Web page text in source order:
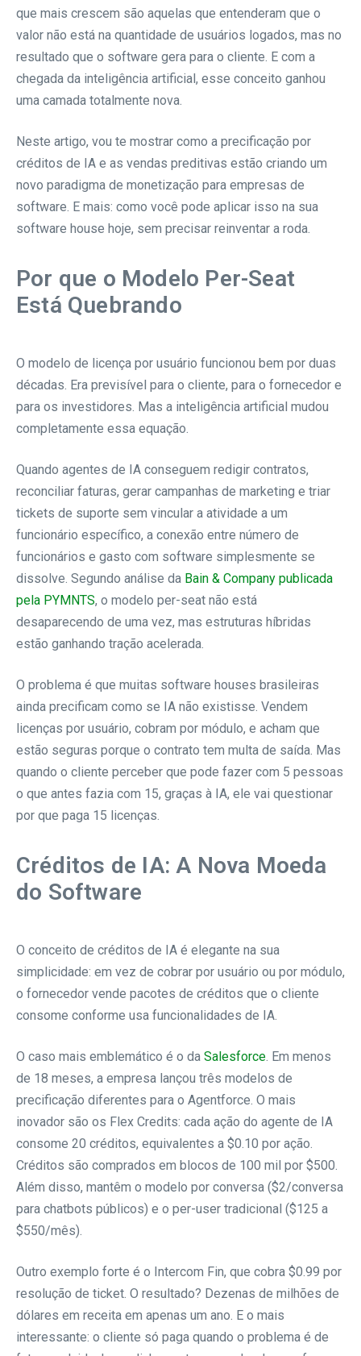
que mais crescem são aquelas que entenderam que o
valor não está na quantidade de usuários logados, mas no
resultado que o software gera para o cliente. E com a
chegada da inteligência artificial, esse conceito ganhou
uma camada totalmente nova.
Neste artigo, vou te mostrar como a precificação por
créditos de IA e as vendas preditivas estão criando um
novo paradigma de monetização para empresas de
software. E mais: como você pode aplicar isso na sua
software house hoje, sem precisar reinventar a roda.
Por que o Modelo Per-Seat
Está Quebrando
O modelo de licença por usuário funcionou bem por duas
décadas. Era previsível para o cliente, para o fornecedor e
para os investidores. Mas a inteligência artificial mudou
completamente essa equação.
Quando agentes de IA conseguem redigir contratos,
reconciliar faturas, gerar campanhas de marketing e triar
tickets de suporte sem vincular a atividade a um
funcionário específico, a conexão entre número de
funcionários e gasto com software simplesmente se
dissolve. Segundo análise da Bain & Company publicada
pela PYMNTS, o modelo per-seat não está
desaparecendo de uma vez, mas estruturas híbridas
estão ganhando tração acelerada.
O problema é que muitas software houses brasileiras
ainda precificam como se IA não existisse. Vendem
licenças por usuário, cobram por módulo, e acham que
estão seguras porque o contrato tem multa de saída. Mas
quando o cliente perceber que pode fazer com 5 pessoas
o que antes fazia com 15, graças à IA, ele vai questionar
por que paga 15 licenças.
Créditos de IA: A Nova Moeda
do Software
O conceito de créditos de IA é elegante na sua
simplicidade: em vez de cobrar por usuário ou por módulo,
o fornecedor vende pacotes de créditos que o cliente
consome conforme usa funcionalidades de IA.
O caso mais emblemático é o da Salesforce. Em menos
de 18 meses, a empresa lançou três modelos de
precificação diferentes para o Agentforce. O mais
inovador são os Flex Credits: cada ação do agente de IA
consome 20 créditos, equivalentes a $0.10 por ação.
Créditos são comprados em blocos de 100 mil por $500.
Além disso, mantêm o modelo por conversa ($2/conversa
para chatbots públicos) e o per-user tradicional ($125 a
$550/mês).
Outro exemplo forte é o Intercom Fin, que cobra $0.99 por
resolução de ticket. O resultado? Dezenas de milhões de
dólares em receita em apenas um ano. E o mais
interessante: o cliente só paga quando o problema é de